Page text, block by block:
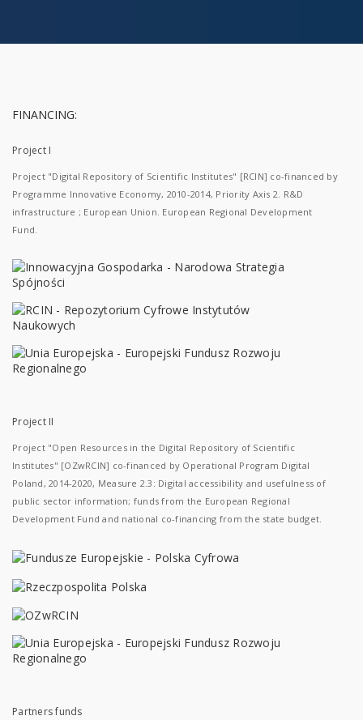
FINANCING:
Project I
Project "Digital Repository of Scientific Institutes" [RCIN] co-financed by
Programme Innovative Economy, 2010-2014, Priority Axis 2. R&D
infrastructure ; European Union. European Regional Development
Fund.
Project II
Project "Open Resources in the Digital Repository of Scientific
Institutes" [OZwRCIN] co-financed by Operational Program Digital
Poland, 2014-2020, Measure 2.3: Digital accessibility and usefulness of
public sector information; funds from the European Regional
Development Fund and national co-financing from the state budget.
Partners funds